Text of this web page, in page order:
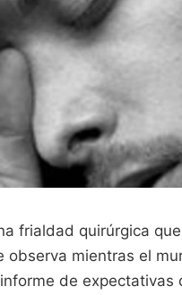
frialdad quirúrgica
observa mientras el
de